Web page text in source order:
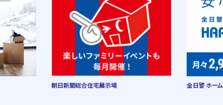
朝日新聞総合住宅展示場 全日警 ホー